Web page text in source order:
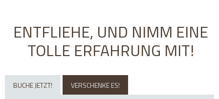
ENTFLIEHE, UND NIMM EINE
TOLLE ERFAHRUNG MIT!
BUCHE JETZT! VERSCHENKE ES!